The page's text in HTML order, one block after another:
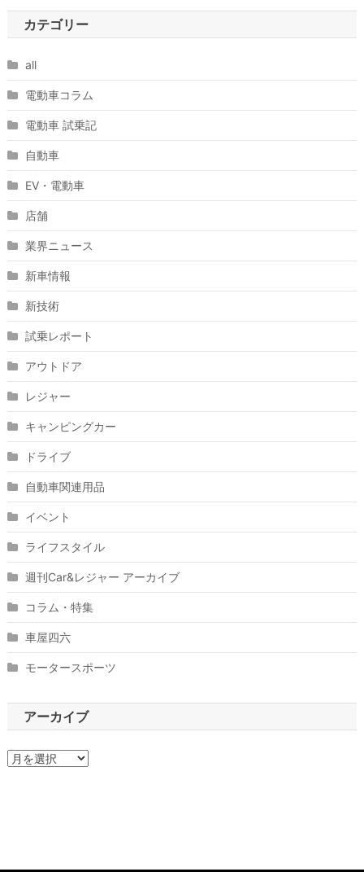
カテゴリー
all
電動車コラム
電動車 試乗記
自動車
EV・電動車
店舗
業界ニュース
新車情報
新技術
試乗レポート
アウトドア
レジャー
キャンピングカー
ドライブ
自動車関連用品
イベント
ライフスタイル
週刊Car&レジャー アーカイブ
コラム・特集
車屋四六
モータースポーツ
アーカイブ
ア